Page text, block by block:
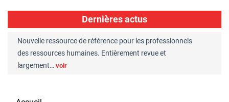
Dernières actus
Nouvelle ressource de référence pour les professionnels
des ressources humaines. Entièrement revue et
largement…voir